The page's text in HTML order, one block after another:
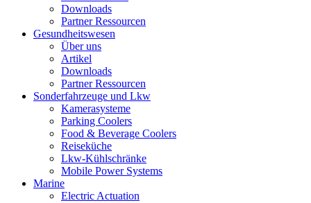
Downloads
Partner Ressourcen
Gesundheitswesen
Über uns
Artikel
Downloads
Partner Ressourcen
Sonderfahrzeuge und Lkw
Kamerasysteme
Parking Coolers
Food & Beverage Coolers
Reiseküche
Lkw-Kühlschränke
Mobile Power Systems
Marine
Electric Actuation